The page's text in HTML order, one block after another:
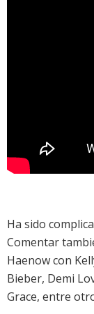
Ha sido
Comentar
Haenow con
Bieber, Demi
Grace, entre